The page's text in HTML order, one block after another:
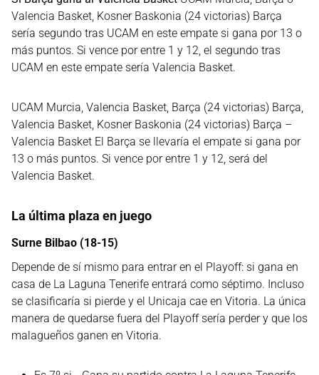
Valencia Basket, Kosner Baskonia (24 victorias) Barça
sería segundo tras UCAM en este empate si gana por 13 o
más puntos. Si vence por entre 1 y 12, el segundo tras
UCAM en este empate sería Valencia Basket.
UCAM Murcia, Valencia Basket, Barça (24 victorias) Barça,
Valencia Basket, Kosner Baskonia (24 victorias) Barça –
Valencia Basket El Barça se llevaría el empate si gana por
13 o más puntos. Si vence por entre 1 y 12, será del
Valencia Basket.
La última plaza en juego
Surne Bilbao (18-15)
Depende de sí mismo para entrar en el Playoff: si gana en
casa de La Laguna Tenerife entrará como séptimo. Incluso
se clasificaría si pierde y el Unicaja cae en Vitoria. La única
manera de quedarse fuera del Playoff sería perder y que los
malagueños ganen en Vitoria.